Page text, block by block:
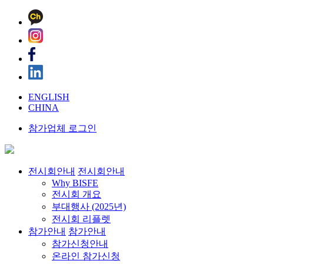
ENGLISH
CHINA
참가업체 로그인
전시회안내 전시회안내
Why BISFE
전시회 개요
부대행사 (2025년)
전시회 리플렛
참가안내 참가안내
참가신청안내
온라인 참가신청